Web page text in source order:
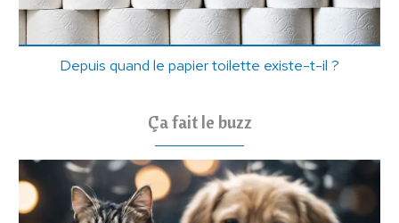
Depuis quand le papier toilette existe-t-il ?
Ça fait le buzz